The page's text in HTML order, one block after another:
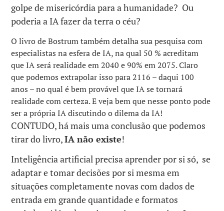
golpe de misericórdia para a humanidade? Ou
poderia a IA fazer da terra o céu?
O livro de Bostrum também detalha sua pesquisa com
especialistas na esfera de IA, na qual 50 % acreditam
que IA será realidade em 2040 e 90% em 2075. Claro
que podemos extrapolar isso para 2116 – daqui 100
anos – no qual é bem provável que IA se tornará
realidade com certeza. E veja bem que nesse ponto pode
ser a própria IA discutindo o dilema da IA!
CONTUDO, há mais uma conclusão que podemos
tirar do livro,IA não existe!
Inteligência artificial precisa aprender por si só, se
adaptar e tomar decisões por si mesma em
situações completamente novas com dados de
entrada em grande quantidade e formatos